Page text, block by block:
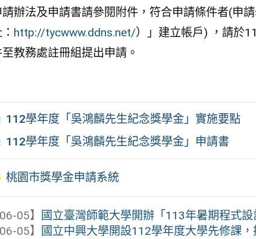
請辦法及申請書請參閱附件，符合申請條件者(申
http://tycwww.ddns.net/）」建立帳戶) ，請於
教務處註冊組提出申請。
112學年度「吳鴻麟先生紀念獎學金」實施要點
112學年度「吳鴻麟先生紀念獎學金」申請書
桃園市獎學金申請系統
05】
國立臺灣師範大學開辦「113年暑期程式設
05】
國立中興大學開設112學年度大學先修課